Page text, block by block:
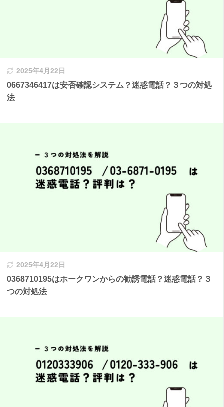
2025年4月22日
0667346417は安否確認システム？迷惑電話？３つの対処
法
2025年4月22日
0368710195はホークワンからの勧誘電話？迷惑電話？３
つの対処法